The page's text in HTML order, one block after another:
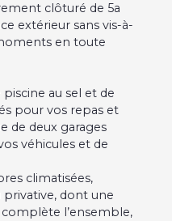
clôturé de 5a
extérieur sans vis-à-
en toute
piscine au sel et de
pour vos repas et
de deux garages
véhicules et de
climatisées,
privative, dont une
l’ensemble,